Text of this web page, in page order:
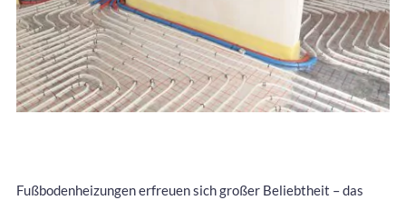
Fußbodenheizungen erfreuen sich großer Beliebtheit – das